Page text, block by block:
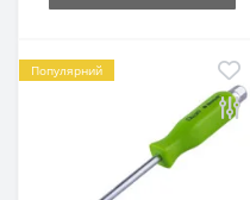
Популярний